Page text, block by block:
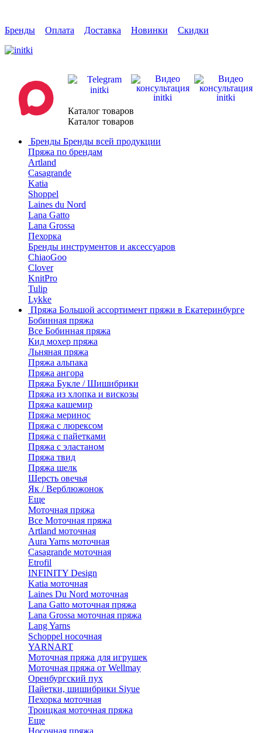
Бренды Оплата Доставка Новинки Скидки
Каталог товаров
Каталог товаров
Бренды Бренды всей продукции
Пряжа по брендам
Artland
Casagrande
Katia
Shoppel
Laines du Nord
Lana Gatto
Lana Grossa
Пехорка
Бренды инструментов и аксессуаров
ChiaoGoo
Clover
KnitPro
Tulip
Lykke
Пряжа Большой ассортимент пряжи в Екатеринбурге
Бобинная пряжа
Все Бобинная пряжа
Кид мохер пряжа
Льняная пряжа
Пряжа альпака
Пряжа ангора
Пряжа Букле / Шишибрики
Пряжа из хлопка и вискозы
Пряжа кашемир
Пряжа меринос
Пряжа с люрексом
Пряжа с пайетками
Пряжа с эластаном
Пряжа твид
Пряжа шелк
Шерсть овечья
Як / Верблюжонок
Еще
Моточная пряжа
Все Моточная пряжа
Artland моточная
Aura Yarns моточная
Casagrande моточная
Etrofil
INFINITY Design
Katia моточная
Laines Du Nord моточная
Lana Gatto моточная пряжа
Lana Grossa моточная пряжа
Lang Yarns
Schoppel носочная
YARNART
Моточная пряжа для игрушек
Моточная пряжа от Wellmay
Оренбургский пух
Пайетки, шишибрики Siyue
Пехорка моточная
Троицкая моточная пряжа
Еще
Носочная пряжа